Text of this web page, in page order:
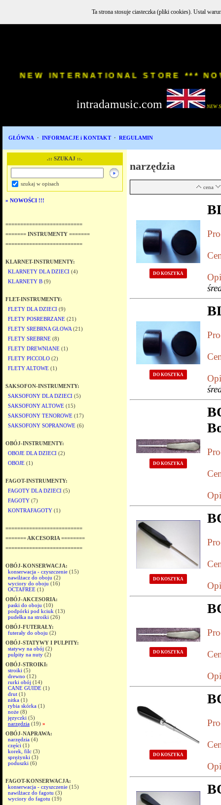
NEW INTERNATIONAL STORE
intradamusic.com i NEW
GŁÓWNA · INFORMACJE i KONTAKT · REGULAMIN
.:: SZUKAJ ::.
szukaj w opisach
» NOWOŚCI !!!
==========================
======= INSTRUMENTY =======
==========================
KLARNET-INSTRUMENTY:
KLARNETY DLA DZIECI (4)
KLARNETY B (9)
FLET-INSTRUMENTY:
FLETY DLA DZIECI (9)
FLETY POSREBRZANE (21)
FLETY SREBRNA GŁOWA (21)
FLETY SREBRNE (8)
FLETY DREWNIANE (1)
FLETY PICCOLO (2)
FLETY ALTOWE (1)
SAKSOFON-INSTRUMENTY:
SAKSOFONY DLA DZIECI (5)
SAKSOFONY ALTOWE (15)
SAKSOFONY TENOROWE (17)
SAKSOFONY SOPRANOWE (6)
OBÓJ-INSTRUMENTY:
OBOJE DLA DZIECI (2)
OBOJE (1)
FAGOT-INSTRUMENTY:
FAGOTY DLA DZIECI (5)
FAGOTY (7)
KONTRAFAGOTY (1)
==========================
======= AKCESORIA ========
==========================
OBÓJ-KONSERWACJA:
konserwacja - czyszczenie (15)
nawilżacz do oboju (2)
wyciory do oboju (16)
OCTAFREE (1)
OBÓJ-AKCESORIA:
paski do oboju (10)
podpórki pod kciuk (13)
pudełka na stroiki (26)
OBÓJ-FUTERAŁY:
futerały do oboju (2)
OBÓJ-STATYWY I PULPITY:
statywy na obój (2)
pulpity na nuty (2)
OBÓJ-STROIKI:
stroiki (5)
drewno (12)
rurki obój (14)
CANE GUIDE (1)
drut (1)
nitka (1)
rybia skórka (1)
noże (8)
języczki (5)
narzędzia (19) »
OBÓJ-NAPRAWA:
narzędzia (4)
części (1)
korek, filc (3)
sprężynki (3)
poduszki (6)
FAGOT-KONSERWACJA:
konserwacja - czyszczenie (15)
nawilżacz do fagotu (3)
wyciory do fagotu (19)
narzędzia
cena
DO KOSZYKA
DO KOSZYKA
DO KOSZYKA
DO KOSZYKA
DO KOSZYKA
DO KOSZYKA
Ta strona stosuje ciasteczka (pliki cookies). Ustal